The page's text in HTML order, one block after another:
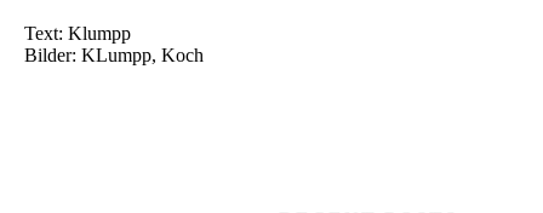
Text: Klumpp
Bilder: KLumpp, Koch